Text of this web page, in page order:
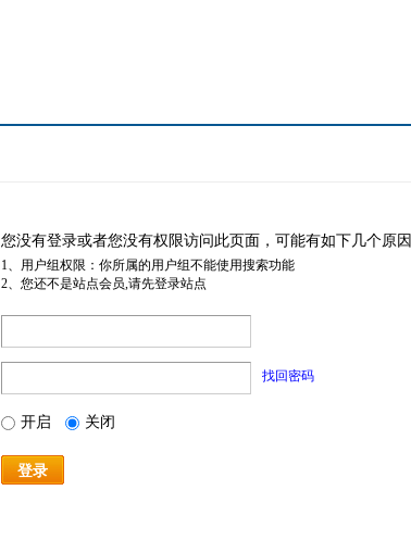
您没有登录或者您没有权限访问此页面，可能有如下几个原因
1、用户组权限：你所属的用户组不能使用搜索功能
2、您还不是站点会员,请先登录站点
找回密码
开启 关闭
登录